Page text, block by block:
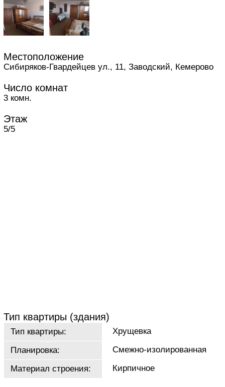
Местоположение
Сибиряков-Гвардейцев ул., 11, Заводский, Кемерово
Число комнат
3 комн.
Этаж
5/5
Тип квартиры (здания)
Тип квартиры:
Хрущевка
Планировка:
Смежно-изолированная
Материал строения:
Кирпичное